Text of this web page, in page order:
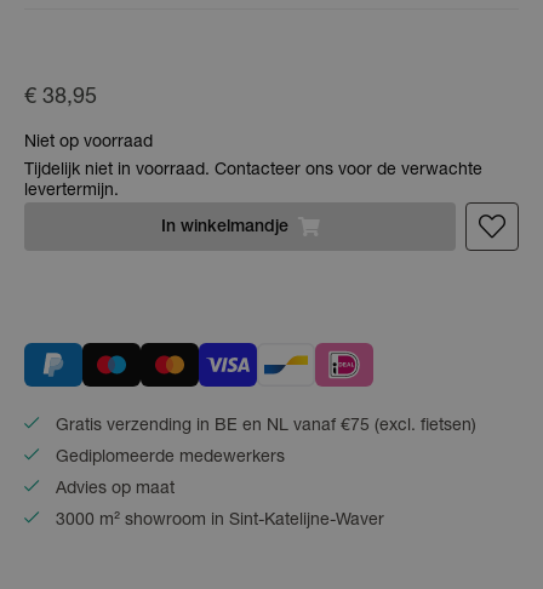
€ 38,95
Niet op voorraad
Tijdelijk niet in voorraad. Contacteer ons voor de verwachte
levertermijn.
In winkelmandje
Gratis verzending in BE en NL vanaf €75 (excl. fietsen)
Gediplomeerde medewerkers
Advies op maat
3000 m² showroom in Sint-Katelijne-Waver